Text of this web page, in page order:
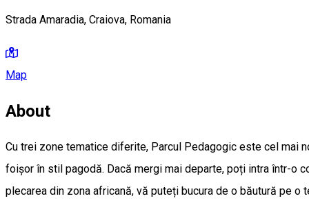
Strada Amaradia, Craiova, Romania
Map
About
Cu trei zone tematice diferite, Parcul Pedagogic este cel mai
foișor în stil pagodă. Dacă mergi mai departe, poți intra într-o
plecarea din zona africană, vă puteți bucura de o băutură pe o